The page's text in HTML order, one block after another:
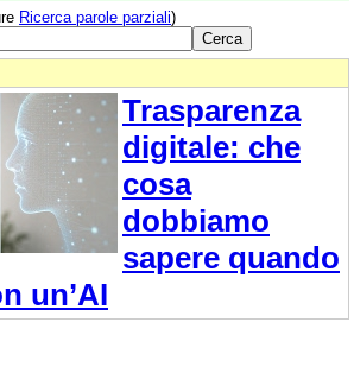
Ricerca parole parziali)
Trasparenza
digitale: che
cosa
dobbiamo
sapere quando
un’AI